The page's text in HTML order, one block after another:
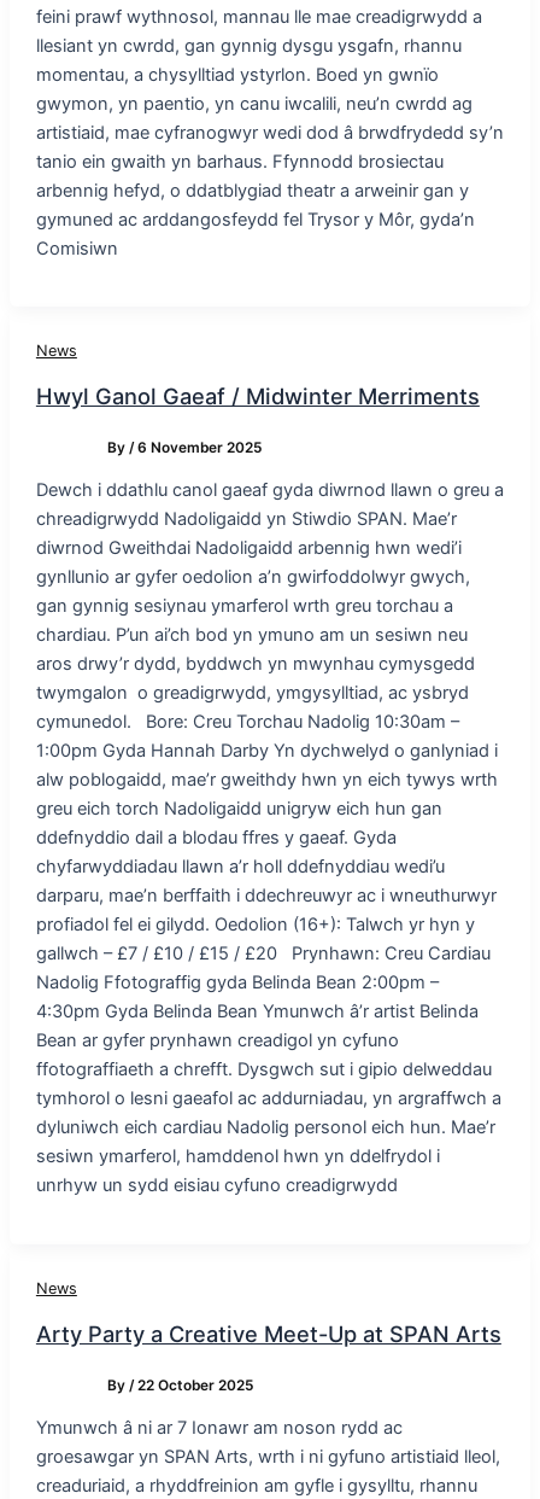
feini prawf wythnosol, mannau lle mae creadigrwydd a
llesiant yn cwrdd, gan gynnig dysgu ysgafn, rhannu
momentau, a chysylltiad ystyrlon. Boed yn gwnïo
gwymon, yn paentio, yn canu iwcalili, neu’n cwrdd ag
artistiaid, mae cyfranogwyr wedi dod â brwdfrydedd sy’n
tanio ein gwaith yn barhaus. Ffynnodd brosiectau
arbennig hefyd, o ddatblygiad theatr a arweinir gan y
gymuned ac arddangosfeydd fel Trysor y Môr, gyda’n
Comisiwn
News
Hwyl Ganol Gaeaf / Midwinter Merriments
By/6 November 2025
Dewch i ddathlu canol gaeaf gyda diwrnod llawn o greu a
chreadigrwydd Nadoligaidd yn Stiwdio SPAN. Mae’r
diwrnod Gweithdai Nadoligaidd arbennig hwn wedi’i
gynllunio ar gyfer oedolion a’n gwirfoddolwyr gwych,
gan gynnig sesiynau ymarferol wrth greu torchau a
chardiau. P’un ai’ch bod yn ymuno am un sesiwn neu
aros drwy’r dydd, byddwch yn mwynhau cymysgedd
twymgalon o greadigrwydd, ymgysylltiad, ac ysbryd
cymunedol. Bore: Creu Torchau Nadolig 10:30am –
1:00pm Gyda Hannah Darby Yn dychwelyd o ganlyniad i
alw poblogaidd, mae’r gweithdy hwn yn eich tywys wrth
greu eich torch Nadoligaidd unigryw eich hun gan
ddefnyddio dail a blodau ffres y gaeaf. Gyda
chyfarwyddiadau llawn a’r holl ddefnyddiau wedi’u
darparu, mae’n berffaith i ddechreuwyr ac i wneuthurwyr
profiadol fel ei gilydd. Oedolion (16+): Talwch yr hyn y
gallwch – £7 / £10 / £15 / £20 Prynhawn: Creu Cardiau
Nadolig Ffotograffig gyda Belinda Bean 2:00pm –
4:30pm Gyda Belinda Bean Ymunwch â’r artist Belinda
Bean ar gyfer prynhawn creadigol yn cyfuno
ffotograffiaeth a chrefft. Dysgwch sut i gipio delweddau
tymhorol o lesni gaeafol ac addurniadau, yn argraffwch a
dyluniwch eich cardiau Nadolig personol eich hun. Mae’r
sesiwn ymarferol, hamddenol hwn yn ddelfrydol i
unrhyw un sydd eisiau cyfuno creadigrwydd
News
Arty Party a Creative Meet-Up at SPAN Arts
By /22 October 2025
Ymunwch â ni ar 7 Ionawr am noson rydd ac
groesawgar yn SPAN Arts, wrth i ni gyfuno artistiaid lleol,
creaduriaid, a rhyddfreinion am gyfle i gysylltu, rhannu